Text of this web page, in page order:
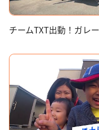
チームTXT出動！ガレ